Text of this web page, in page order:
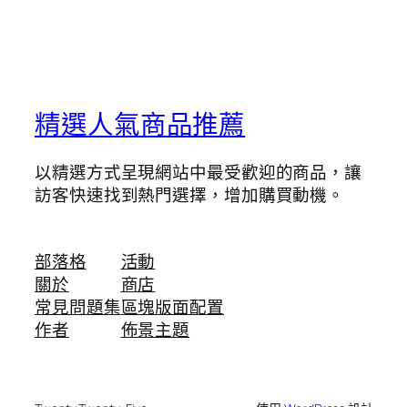
精選人氣商品推薦
以精選方式呈現網站中最受歡迎的商品，讓
訪客快速找到熱門選擇，增加購買動機。
部落格
關於
常見問題集
作者
活動
商店
區塊版面配置
佈景主題